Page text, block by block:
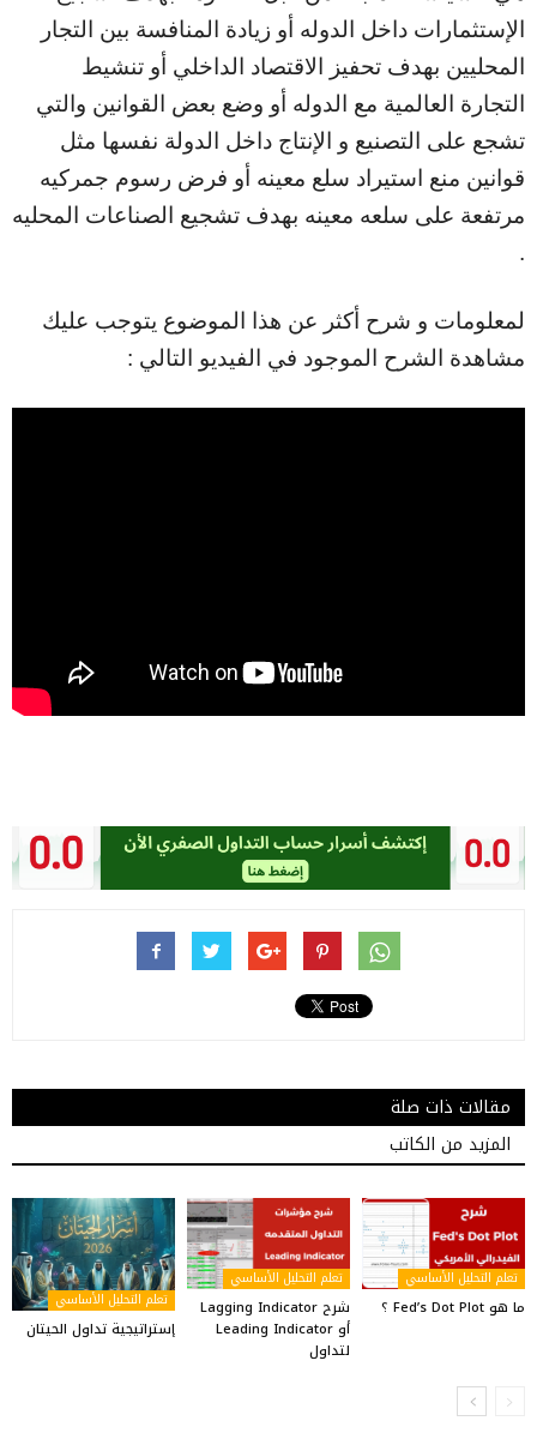
الإستثمارات داخل الدوله أو زيادة المنافسة بين التجار
المحليين بهدف تحفيز الاقتصاد الداخلي أو تنشيط
التجارة العالمية مع الدوله أو وضع بعض القوانين والتي
تشجع على التصنيع و الإنتاج داخل الدولة نفسها مثل
قوانين منع استيراد سلع معينه أو فرض رسوم جمركيه
مرتفعة على سلعه معينه بهدف تشجيع الصناعات المحليه
.
لمعلومات و شرح أكثر عن هذا الموضوع يتوجب عليك
مشاهدة الشرح الموجود في الفيديو التالي :
مقالات ذات صلة
المزيد من الكاتب
تعلم التحليل الأساسي
إستراتيجية تداول الحيتان
تعلم التحليل الأساسي
شرح Lagging Indicator
أو Leading Indicator
لتداول
تعلم التحليل الأساسي
ما هو Fed’s Dot Plot ؟